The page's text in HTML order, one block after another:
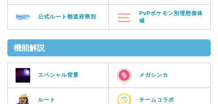
公式ルート都道府県別
PvPポケモン別理想個体
値
機能解説
スペシャル背景 メガシンカ
ルート チームコラボ